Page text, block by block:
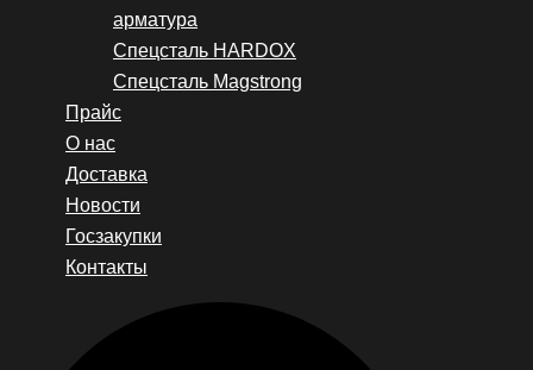
арматура
Спецсталь HARDOX
Спецсталь Magstrong
Прайс
О нас
Доставка
Новости
Госзакупки
Контакты